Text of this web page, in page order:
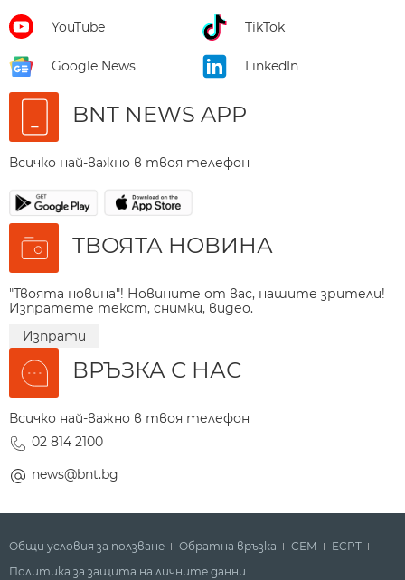
YouTube TikTok
Google News LinkedIn
BNT NEWS APP
Всичко най-важно в твоя телефон
ТВОЯТА НОВИНА
"Твоята новина"! Новините от вас, нашите зрители!
Изпратете текст, снимки, видео.
Изпрати
ВРЪЗКА С НАС
Всичко най-важно в твоя телефон
02 814 2100
news@bnt.bg
Общи условия за ползване Обратна връзка СЕМ
ECPT
Политика за защита на личните данни